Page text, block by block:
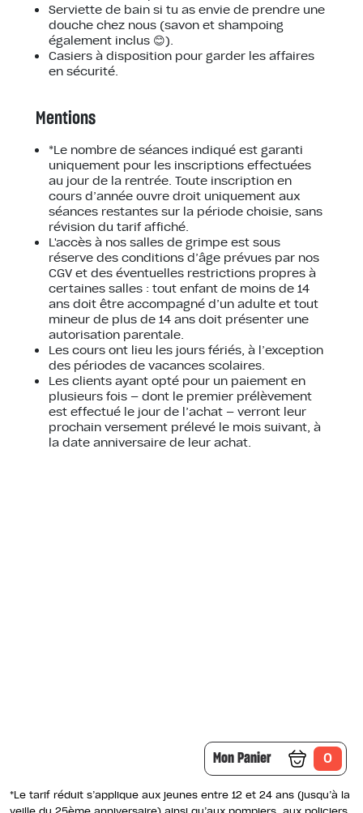
Mon Panier 0
Serviette de bain si tu as envie de prendre une
douche chez nous (savon et shampoing
également inclus 😊).
Casiers à disposition pour garder les affaires
en sécurité.
Mentions
*Le nombre de séances indiqué est garanti
uniquement pour les inscriptions effectuées
au jour de la rentrée. Toute inscription en
cours d’année ouvre droit uniquement aux
séances restantes sur la période choisie, sans
révision du tarif affiché.
L'accès à nos salles de grimpe est sous
réserve des conditions d’âge prévues par nos
CGV et des éventuelles restrictions propres à
certaines salles : tout enfant de moins de 14
ans doit être accompagné d’un adulte et tout
mineur de plus de 14 ans doit présenter une
autorisation parentale.
Les cours ont lieu les jours fériés, à l’exception
des périodes de vacances scolaires.
Les clients ayant opté pour un paiement en
plusieurs fois — dont le premier prélèvement
est effectué le jour de l’achat — verront leur
prochain versement prélevé le mois suivant, à
la date anniversaire de leur achat.
*Le tarif réduit s’applique aux jeunes entre 12 et 24 ans (jusqu’à la